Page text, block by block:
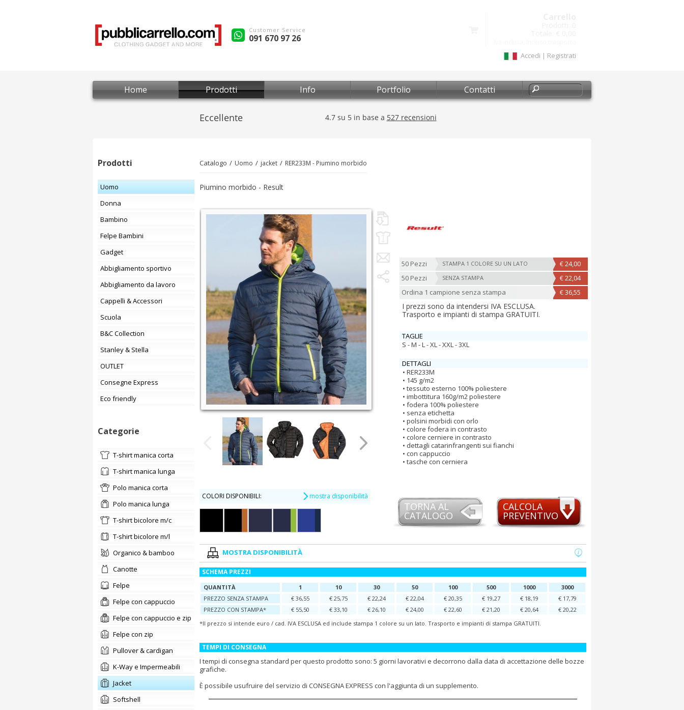
Customer Service
091 670 97 26
Accedi | Registrati
Home Prodotti Info Portfolio Contatti
Prodotti
Uomo
Donna
Bambino
Felpe Bambini
Gadget
Abbigliamento sportivo
Abbigliamento da lavoro
Cappelli & Accessori
Scuola
B&C Collection
Stanley & Stella
OUTLET
Consegne Express
Eco friendly
Categorie
t-shirt manica corta
t-shirt manica lunga
polo manica corta
polo manica lunga
t-shirt bicolore m/c
t-shirt bicolore m/l
organico & bamboo
canotte
felpe
Felpe con cappuccio
Felpe con cappuccio e zip
Felpe con zip
pullover & cardigan
K-Way e Impermeabili
jacket
softshell
Catalogo Uomo jacket RER233M - Piumino morbido
Piumino morbido - Result
50 Pezzi STAMPA 1 COLORE SU UN LATO
€ 24,00
50 Pezzi
SENZA STAMPA
€ 22,04
Ordina 1 campione senza stampa
€ 36,55
I prezzi sono da intendersi IVA ESCLUSA.
Trasporto e impianti di stampa GRATUITI.
TAGLIE
S - M - L - XL - XXL - 3XL
DETTAGLI
RER233M
145 g/m2
tessuto esterno 100% poliestere
imbottitura 160g/m2 poliestere
fodera 100% poliestere
senza etichetta
polsini morbidi con orlo
colore fodera in contrasto
colore cerniere in contrasto
dettagli catarinfrangenti sui fianchi
con cappuccio
tasche con cerniera
COLORI DISPONIBILI: mostra disponibilità
TORNA AL
CATALOGO
CALCOLA
PREVENTIVO
MOSTRA DISPONIBILITÀ
SCHEMA PREZZI
QUANTITÀ 1 10 30 50 100 500 1000
3000
PREZZO SENZA STAMPA
€ 36,55 € 25,75 € 22,24 € 22,04 € 20,35 € 19,27 € 18,19
€ 17,79
PREZZO CON STAMPA*
€ 55,50 € 33,10 € 26,10 € 24,00 € 22,60 € 21,20 € 20,64
€ 20,22
*Il prezzo si intende euro / cad. IVA ESCLUSA ed include stampa 1 colore su un lato. Trasporto e impianti di stampa GRATUITI.
TEMPI DI CONSEGNA
I tempi di consegna standard per questo prodotto sono: 5 giorni lavorativi e decorrono dalla data di accettazione delle bozze
grafiche.
È possibile usufruire del servizio di CONSEGNA EXPRESS con l'aggiunta di un supplemento.